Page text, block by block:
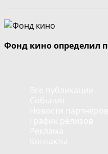
Фонд кино определил